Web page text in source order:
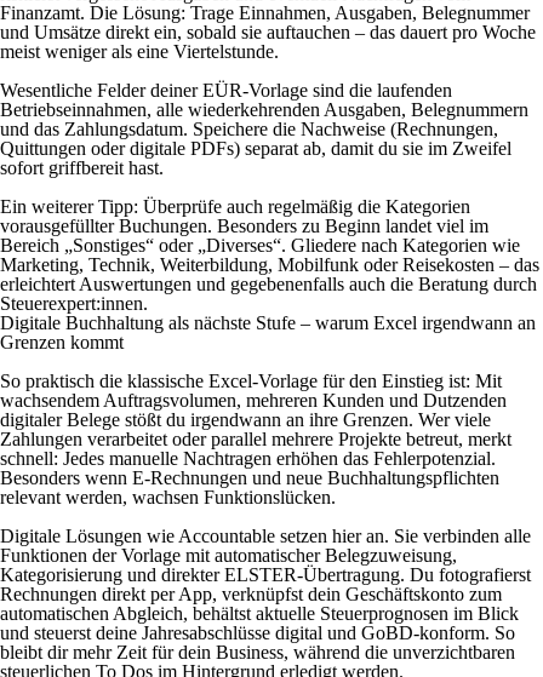
Finanzamt. Die Lösung: Trage Einnahmen, Ausgaben, Belegnummer
und Umsätze direkt ein, sobald sie auftauchen – das dauert pro Woche
meist weniger als eine Viertelstunde.
Wesentliche Felder deiner EÜR-Vorlage sind die laufenden
Betriebseinnahmen, alle wiederkehrenden Ausgaben, Belegnummern
und das Zahlungsdatum. Speichere die Nachweise (Rechnungen,
Quittungen oder digitale PDFs) separat ab, damit du sie im Zweifel
sofort griffbereit hast.
Ein weiterer Tipp: Überprüfe auch regelmäßig die Kategorien
vorausgefüllter Buchungen. Besonders zu Beginn landet viel im
Bereich „Sonstiges“ oder „Diverses“. Gliedere nach Kategorien wie
Marketing, Technik, Weiterbildung, Mobilfunk oder Reisekosten – das
erleichtert Auswertungen und gegebenenfalls auch die Beratung durch
Steuerexpert:innen.
Digitale Buchhaltung als nächste Stufe – warum Excel irgendwann an
Grenzen kommt
So praktisch die klassische Excel-Vorlage für den Einstieg ist: Mit
wachsendem Auftragsvolumen, mehreren Kunden und Dutzenden
digitaler Belege stößt du irgendwann an ihre Grenzen. Wer viele
Zahlungen verarbeitet oder parallel mehrere Projekte betreut, merkt
schnell: Jedes manuelle Nachtragen erhöhen das Fehlerpotenzial.
Besonders wenn E-Rechnungen und neue Buchhaltungspflichten
relevant werden, wachsen Funktionslücken.
Digitale Lösungen wie Accountable setzen hier an. Sie verbinden alle
Funktionen der Vorlage mit automatischer Belegzuweisung,
Kategorisierung und direkter ELSTER-Übertragung. Du fotografierst
Rechnungen direkt per App, verknüpfst dein Geschäftskonto zum
automatischen Abgleich, behältst aktuelle Steuerprognosen im Blick
und steuerst deine Jahresabschlüsse digital und GoBD-konform. So
bleibt dir mehr Zeit für dein Business, während die unverzichtbaren
steuerlichen To Dos im Hintergrund erledigt werden.